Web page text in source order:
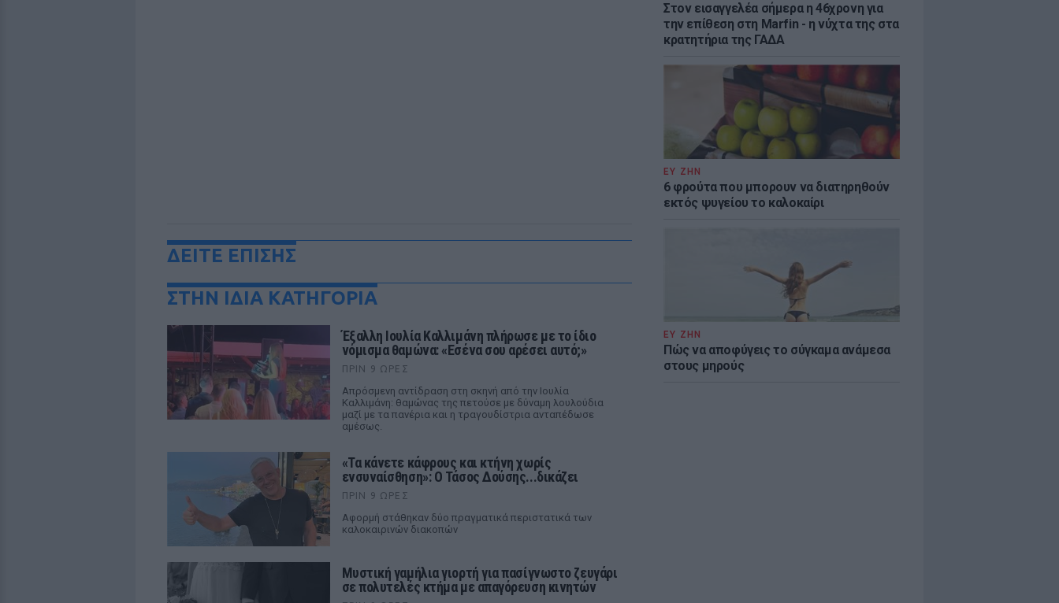
Στον εισαγγελέα σήμερα η 46χρονη για
την επίθεση στη Marfin - η νύχτα της στα
κρατητήρια της ΓΑΔΑ
ΕΥ ΖΗΝ
6 φρούτα που μπορουν να διατηρηθούν
εκτός ψυγείου το καλοκαίρι
ΕΥ ΖΗΝ
Πώς να αποφύγεις το σύγκαμα ανάμεσα
στους μηρούς
ΔΕΙΤΕ ΕΠΙΣΗΣ
ΣΤΗΝ ΙΔΙΑ ΚΑΤΗΓΟΡΙΑ
Έξαλλη Ιουλία Καλλιμάνη πλήρωσε με το ίδιο
νόμισμα θαμώνα: «Εσένα σου αρέσει αυτό;»
ΠΡΙΝ 9 ΏΡΕΣ
Απρόσμενη αντίδραση στη σκηνή από την Ιουλία
Καλλιμάνη: θαμώνας της πετούσε με δύναμη λουλούδια
μαζί με τα πανέρια και η τραγουδίστρια ανταπέδωσε
αμέσως.
«Τα κάνετε κάφρους και κτήνη χωρίς
ενσυναίσθηση»: Ο Τάσος Δούσης...δικάζει
ΠΡΙΝ 9 ΏΡΕΣ
Αφορμή στάθηκαν δύο πραγματικά περιστατικά των
καλοκαιρινών διακοπών
Μυστική γαμήλια γιορτή για πασίγνωστο ζευγάρι
σε πολυτελές κτήμα με απαγόρευση κινητών